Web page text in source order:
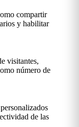
compartir
y habilitar
visitantes,
número de
de las